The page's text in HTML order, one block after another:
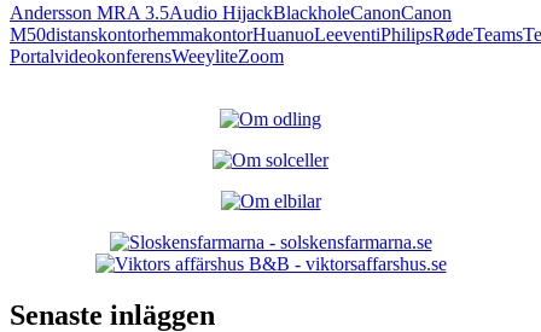
Andersson MRA 3.5Audio HijackBlackholeCanonCanon
M50distanskontorhemmakontorHuanuoLeeventiPhilipsRødeTeams
PortalvideokonferensWeeyliteZoom
Senaste inläggen